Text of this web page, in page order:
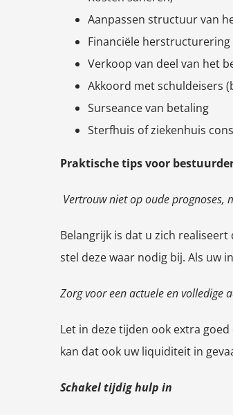
Aanpassen structuur van
Financiële
Verkoop van deel van het
Akkoord met schuldeisers
Surseance van betaling
Sterfhuis of ziekenhuis
Praktische tips voor
Vertrouw niet op oude prognoses,
Belangrijk is dat u zich
stel deze waar nodig bij. Als uw
Zorg voor een actuele en volledige
Let in deze tijden ook extra
kan dat ook uw liquiditeit in
Schakel tijdig hulp in